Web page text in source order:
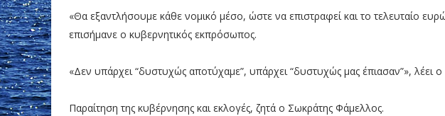
«Θα εξαντλήσουμε κάθε νομικό μέσο, ώστε να επιστραφεί και το τελευταίο
επισήμανε ο κυβερνητικός εκπρόσωπος.
«Δεν υπάρχει “δυστυχώς αποτύχαμε”, υπάρχει “δυστυχώς μας έπιασαν”», λέει
Παραίτηση της κυβέρνησης και εκλογές, ζητά ο Σωκράτης Φάμελλος.